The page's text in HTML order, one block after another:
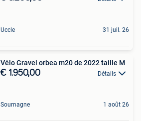
Uccle 31 juil. 26
Vélo Gravel orbea m20 de 2022 taille M
€ 1.950,00 Détails
Soumagne 1 août 26